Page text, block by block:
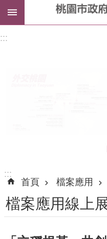
識
我
:::
:::
首頁
檔案應用
檔案應用線上